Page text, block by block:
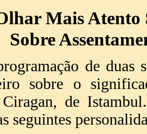
Mais Atento
Sobre
de
sobre o
Ciragan, de
seguintes